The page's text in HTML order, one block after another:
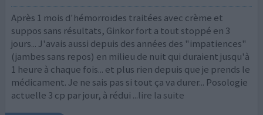
Après 1 mois d'hémorroïdes traitées avec crème et
suppos sans résultats, Ginkor fort a tout stoppé en 3
jours... J'avais aussi depuis des années des "impatiences"
(jambes sans repos) en milieu de nuit qui duraient jusqu'à
1 heure à chaque fois... et plus rien depuis que je prends le
médicament. Je ne sais pas si tout ça va durer... Posologie
actuelle 3 cp par jour, à rédui ...lire la suite